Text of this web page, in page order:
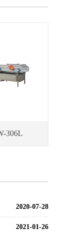
306L
2020-07-28
2021-01-26